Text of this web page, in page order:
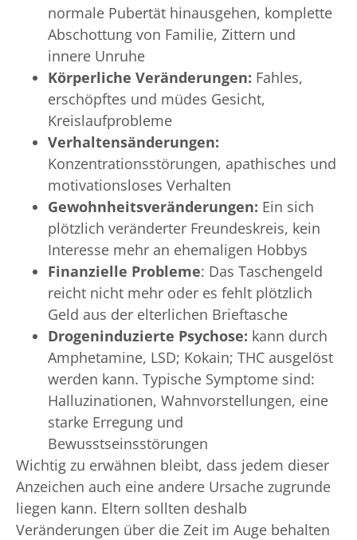
normale Pubertät hinausgehen, komplette
Abschottung von Familie, Zittern und
innere Unruhe
Körperliche Veränderungen: Fahles,
erschöpftes und müdes Gesicht,
Kreislaufprobleme
Verhaltensänderungen:
Konzentrationsstörungen, apathisches und
motivationsloses Verhalten
Gewohnheitsveränderungen: Ein sich
plötzlich veränderter Freundeskreis, kein
Interesse mehr an ehemaligen Hobbys
Finanzielle Probleme: Das Taschengeld
reicht nicht mehr oder es fehlt plötzlich
Geld aus der elterlichen Brieftasche
Drogeninduzierte Psychose: kann durch
Amphetamine, LSD; Kokain; THC ausgelöst
werden kann. Typische Symptome sind:
Halluzinationen, Wahnvorstellungen, eine
starke Erregung und
Bewusstseinsstörungen
Wichtig zu erwähnen bleibt, dass jedem dieser
Anzeichen auch eine andere Ursache zugrunde
liegen kann. Eltern sollten deshalb
Veränderungen über die Zeit im Auge behalten